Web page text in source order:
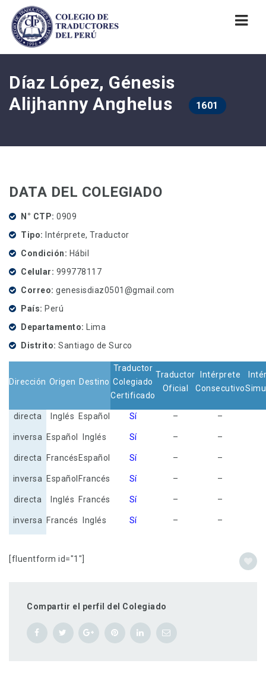
Díaz López, Génesis
Alijhanny Anghelus
1601
DATA DEL COLEGIADO
N° CTP 0909
Tipo Intérprete, Traductor
Condición
Hábil
Celular
999778117
Correo genesisdiaz0501@gmail.com
País Perú
Departamento Lima
Distrito Santiago de Surco
Dirección Origen Destino
Traductor
Colegiado
Certificado
Traductor
Oficial
Intérprete
Consecutivo
directa Inglés Español Sí – –
inversa Español Inglés Sí – –
directa Francés Español Sí – –
inversa Español Francés Sí – –
directa Inglés Francés Sí – –
inversa Francés Inglés Sí – –
[fluentform id="1"]
Compartir el perfil del Colegiado